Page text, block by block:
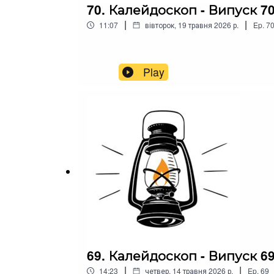
70. Калейдоскоп - Випуск 70
11:07 | вівторок, 19 травня 2026 р. | Ep. 70
Play
69. Калейдоскоп - Випуск 69
14:23 | четвер, 14 травня 2026 р. | Ep. 69